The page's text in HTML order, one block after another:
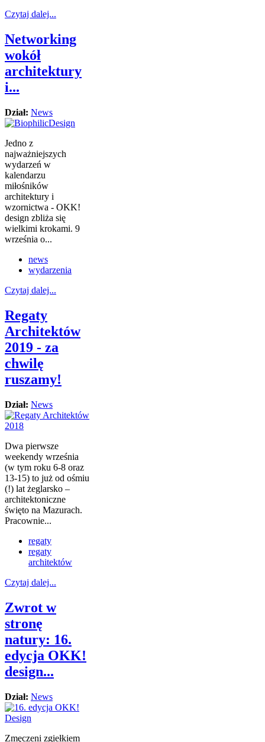
Czytaj dalej...
Networking
wokół
architektury
i...
Dział: News
Jedno z
najważniejszych
wydarzeń w
kalendarzu
miłośników
architektury i
wzornictwa - OKK!
design zbliża się
wielkimi krokami. 9
września o...
news
wydarzenia
Czytaj dalej...
Regaty
Architektów
2019 - za
chwilę
ruszamy!
Dział: News
Dwa pierwsze
weekendy września
(w tym roku 6-8 oraz
13-15) to już od ośmiu
(!) lat żeglarsko –
architektoniczne
święto na Mazurach.
Pracownie...
regaty
regaty
architektów
Czytaj dalej...
Zwrot w
stronę
natury: 16.
edycja OKK!
design...
Dział: News
Zmęczeni zgiełkiem